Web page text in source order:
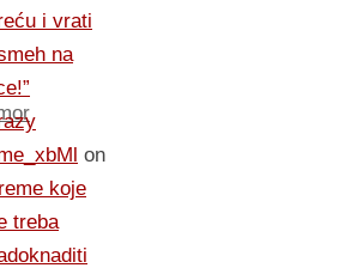
i vrati
na
on
koje
treba